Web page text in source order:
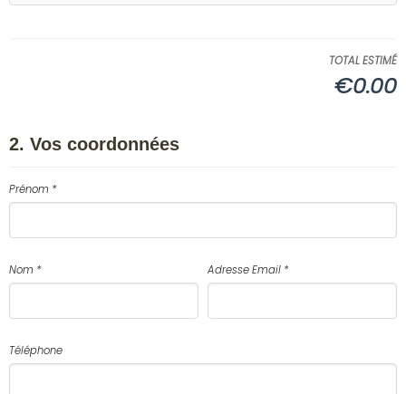
TOTAL ESTIMÉ
€0.00
2. Vos coordonnées
Prénom *
Nom * Adresse Email *
Téléphone